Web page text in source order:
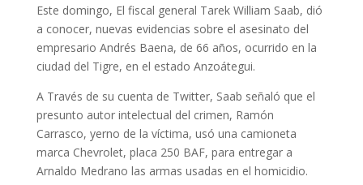
Este domingo, El fiscal general Tarek William Saab, dió
a conocer, nuevas evidencias sobre el asesinato del
empresario Andrés Baena, de 66 años, ocurrido en la
ciudad del Tigre, en el estado Anzoátegui.
A Través de su cuenta de Twitter, Saab señaló que el
presunto autor intelectual del crimen, Ramón
Carrasco, yerno de la víctima, usó una camioneta
marca Chevrolet, placa 250 BAF, para entregar a
Arnaldo Medrano las armas usadas en el homicidio.